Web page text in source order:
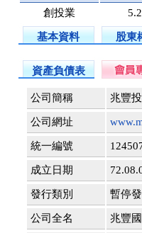
創投業
基本資料 股東
資產負債表
公司簡稱 兆豐
公司網址
統一編號
成立日期
發行類別 暫停
公司全名 兆豐